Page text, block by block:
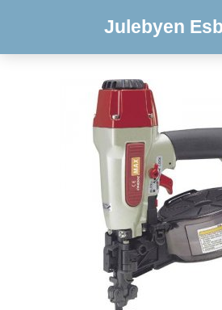
Julebyen